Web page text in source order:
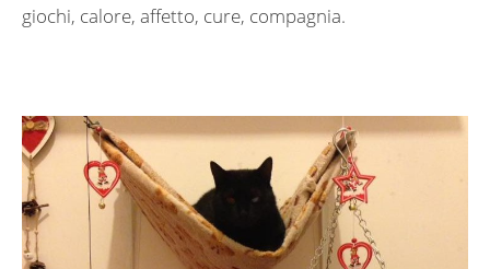
giochi, calore, affetto, cure, compagnia.